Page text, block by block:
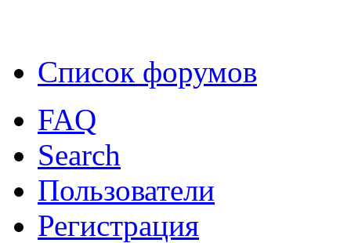
Список форумов
FAQ
Search
Пользователи
Регистрация